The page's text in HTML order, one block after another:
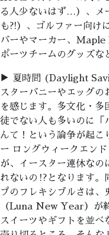
る人少ないはず…）、メ
も?!）、ゴルファー向け
バーやマーカー、
ポーツチームのグッズな
▶ 夏時間 (Daylight
スターバニーやエッグ
を感じます。多文化・
徒でない人も多いのに「
んて！という論争が起こ
ー ロングウィークエン
が、イースター連休なの
れないの⁉となります。
プのフレキシブルさは、
（Luna New Year）が
スイーツやギフトを並べ